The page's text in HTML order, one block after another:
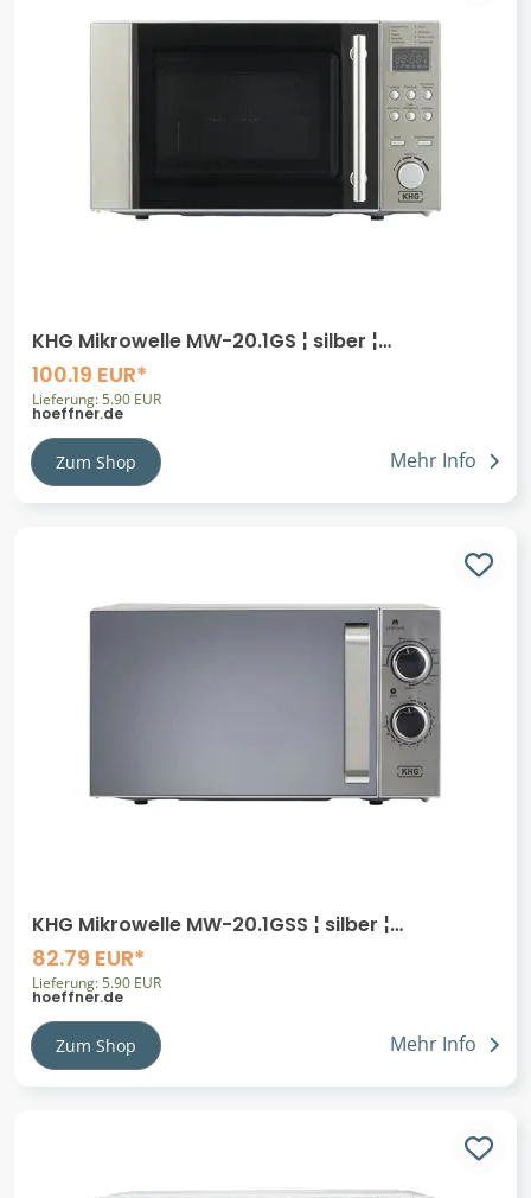
KHG Mikrowelle MW-20.1GS ¦ silber ¦
Glas,Metall,Kunststoff ¦ Maße (cm): B: 45,2
100.19 EUR*
Lieferung: 5.90 EUR
hoeffner.de
Zum Shop Mehr Info
KHG Mikrowelle MW-20.1GSS ¦ silber ¦
Kunststoff,Glas,Metall ¦ Maße (cm): B:
82.79 EUR*
Lieferung: 5.90 EUR
hoeffner.de
Zum Shop Mehr Info